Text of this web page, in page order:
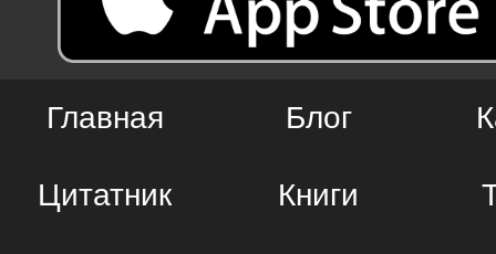
Главная Блог
Цитатник Книги